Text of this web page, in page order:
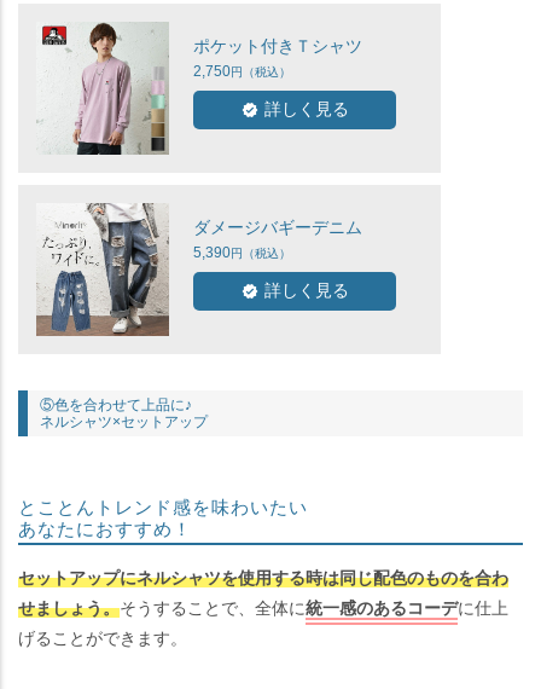
ポケット付きＴシャツ
2,750
詳しく見る
ダメージバギーデニム
5,390
詳しく見る
⑤色を合わせて上品に♪
ネルシャツ×セットアップ
とことんトレンド感を味わいたい
あなたにおすすめ！
セットアップにネルシャツを使用する時は同じ配色のものを合わ
せましょう。そうすることで、全体に統一感のあるコーデに仕上
げることができます。